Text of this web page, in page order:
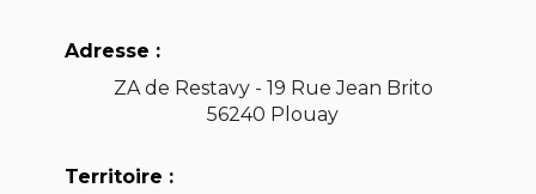
Adresse :
ZA de Restavy - 19 Rue Jean Brito
56240 Plouay
Territoire :